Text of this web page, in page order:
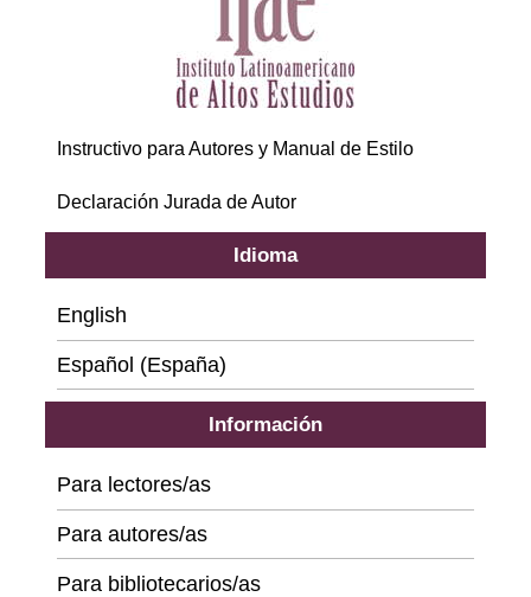
Instructivo para Autores y Manual de Estilo
Declaración Jurada de Autor
Idioma
English
Español (España)
Información
Para lectores/as
Para autores/as
Para bibliotecarios/as